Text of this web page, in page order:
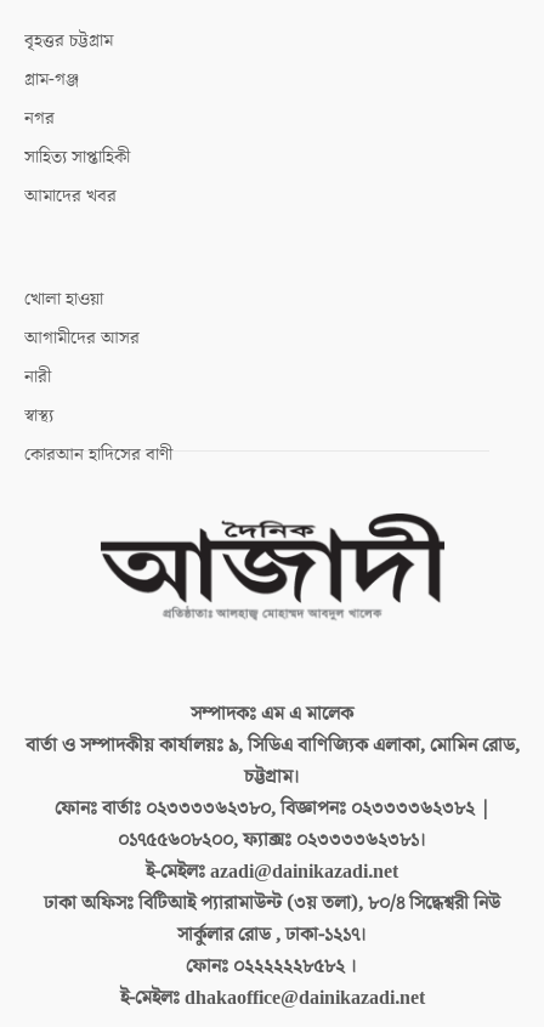
বৃহত্তর চট্টগ্রাম
গ্রাম-গঞ্জ
নগর
সাহিত্য সাপ্তাহিকী
আমাদের খবর
খোলা হাওয়া
আগামীদের আসর
নারী
স্বাস্থ্য
কোরআন হাদিসের বাণী
সম্পাদকঃএম এ মালেক
বার্তা ও সম্পাদকীয় কার্যালয়ঃ৯, সিডিএ বাণিজ্যিক এলাকা, মোমিন রোড,
চট্টগ্রাম।
ফোনঃ বার্তাঃ ০২৩৩৩৩৬২৩৮০, বিজ্ঞাপনঃ ০২৩৩৩৩৬২৩৮২ |
০১৭৫৫৬০৮২০০, ফ্যাক্সঃ ০২৩৩৩৩৬২৩৮১।
ই-মেইলঃazadi@dainikazadi.net
ঢাকা অফিসঃবিটিআই প্যারামাউন্ট (৩য় তলা), ৮০/৪ সিদ্ধেশ্বরী নিউ
সার্কুলার রোড , ঢাকা-১২১৭।
ফোনঃ ০২২২২২২৮৫৮২ ।
ই-মেইলঃdhakaoffice@dainikazadi.net